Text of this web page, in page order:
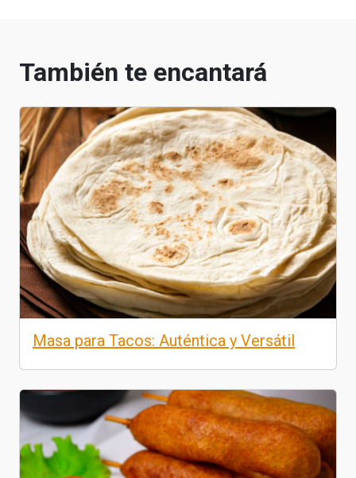
También te encantará
Masa para Tacos: Auténtica y Versátil